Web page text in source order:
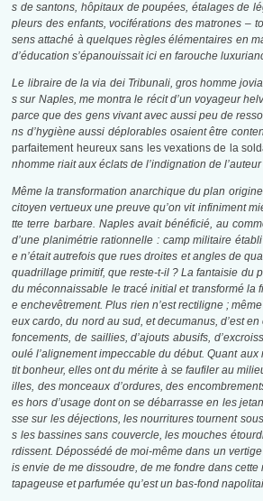
s de santons, hôpitaux de poupées, étalages de
pleurs des enfants, vociférations des matrones –
sens attaché à quelques règles élémentaires en
d’éducation s’épanouissait ici en farouche
Le libraire de la via dei Tribunali, gros homme
s sur Naples, me montra le récit d’un voyageur
parce que des gens vivant avec aussi peu de
ns d’hygiène aussi déplorables osaient être
parfaitement heureux sans les vexations de la
nhomme riait aux éclats de l’indignation de
Même la transformation anarchique du plan
citoyen vertueux une preuve qu’on vit infiniment
tte terre barbare. Naples avait bénéficié, au
d’une planimétrie rationnelle : camp militaire
e n’était autrefois que rues droites et angles de
quadrillage primitif, que reste-t-il ? La fantaisie du
du méconnaissable le tracé initial et transformé la
e enchevêtrement. Plus rien n’est rectiligne ;
euxcardo,du nord au sud, etdecumanus,d’est
foncements, de saillies, d’ajouts abusifs,
oulé l’alignement impeccable du début. Quant
tit bonheur, elles ont du mérite à se faufiler au
illes, des monceaux d’ordures, des
es hors d’usage dont on se débarrasse en les
sse sur les déjections, les nourritures tournent
s les bassines sans couvercle, les mouches
rdissent. Dépossédé de moi-même dans un
is envie de me dissoudre, de me fondre dans
tapageuse et parfumée qu’est un bas-fond